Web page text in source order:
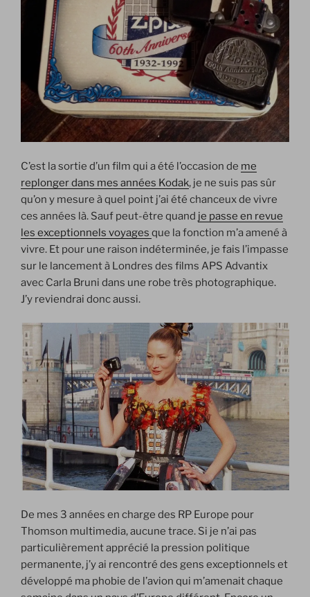
C’est la sortie d’un film qui a été l’occasion de me
replonger dans mes années Kodak, je ne suis pas sûr
qu’on y mesure à quel point j’ai été chanceux de vivre
ces années là. Sauf peut-être quand je passe en revue
les exceptionnels voyages que la fonction m’a amené à
vivre. Et pour une raison indéterminée, je fais l’impasse
sur le lancement à Londres des films APS Advantix
avec Carla Bruni dans une robe très photographique.
J’y reviendrai donc aussi.
De mes 3 années en charge des RP Europe pour
Thomson multimedia, aucune trace. Si je n’ai pas
particulièrement apprécié la pression politique
permanente, j’y ai rencontré des gens exceptionnels et
développé ma phobie de l’avion qui m’amenait chaque